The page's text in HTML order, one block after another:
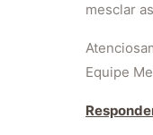
mesclar
Equipe